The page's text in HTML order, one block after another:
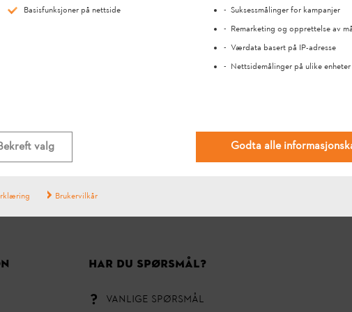
nei
#STIHL
HAR DU SPØRSMÅL?
VANLIGE SPØRSMÅL
Basisfunksjoner på nettside
Suksessmålinger for kampanjer
Remarketing og opprettelse av
Værdata basert på IP-adresse
Nettsidemålinger på ulike enheter
valg Godta alle
Brukervilkår